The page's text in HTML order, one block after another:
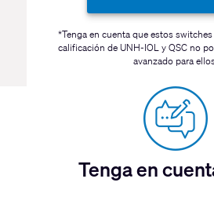
*Tenga en cuenta que estos
calificación de UNH-IOL y QSC no
avanzado para
Tenga en